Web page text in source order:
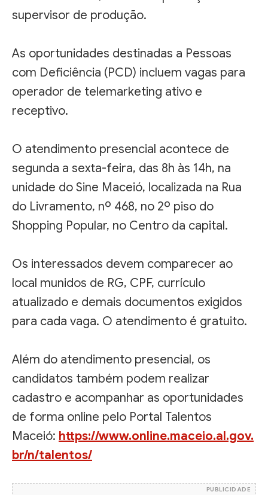
supervisor de produção.
As oportunidades destinadas a Pessoas
com Deficiência (PCD) incluem vagas para
operador de telemarketing ativo e
receptivo.
O atendimento presencial acontece de
segunda a sexta-feira, das 8h às 14h, na
unidade do Sine Maceió, localizada na Rua
do Livramento, nº 468, no 2º piso do
Shopping Popular, no Centro da capital.
Os interessados devem comparecer ao
local munidos de RG, CPF, currículo
atualizado e demais documentos exigidos
para cada vaga. O atendimento é gratuito.
Além do atendimento presencial, os
candidatos também podem realizar
cadastro e acompanhar as oportunidades
de forma online pelo Portal Talentos
Maceió: https://www.online.maceio.al.gov.
br/n/talentos/
PUBLICIDADE